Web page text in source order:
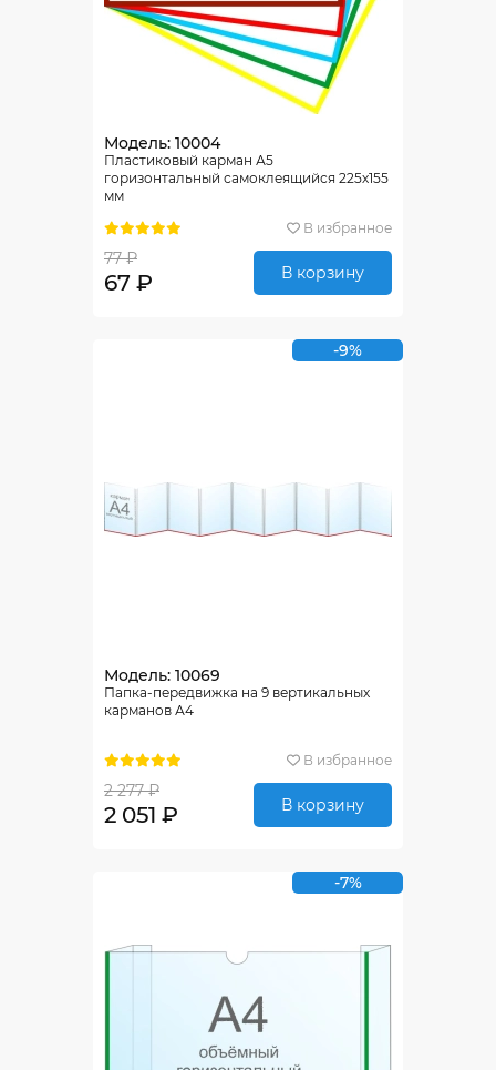
Модель: 10004
Пластиковый карман А5
горизонтальный самоклеящийся 225х155
мм
В избранное
77 ₽
67 ₽ В корзину
-9%
Модель: 10069
Папка-передвижка на 9 вертикальных
карманов А4
В избранное
2 277 ₽
2 051 ₽ В корзину
-7%